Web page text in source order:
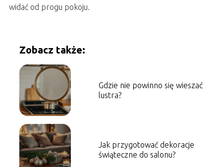
widać od progu pokoju.
Zobacz także:
Gdzie nie powinno się wieszać
lustra?
Jak przygotować dekoracje
świąteczne do salonu?